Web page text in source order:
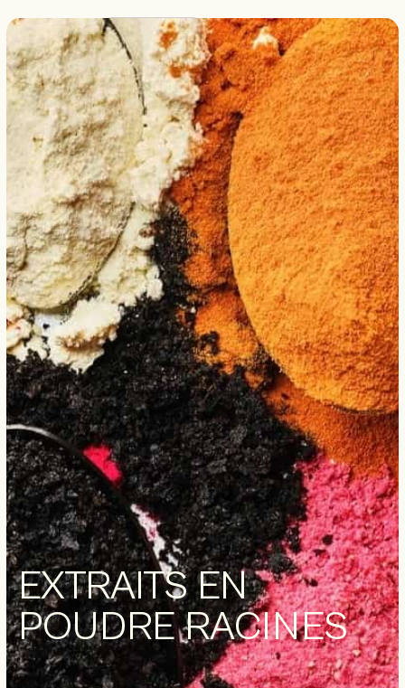
Français
EXTRAITS EN
POUDRE RACINES